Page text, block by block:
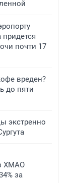
почти 17
вреден?
до пяти
экстренно
ХМАО
за